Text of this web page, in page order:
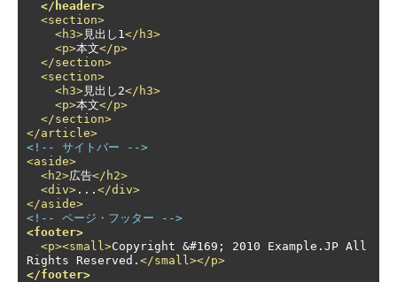
</header>
<section>
<h3>見出し1</h3>
<p>本文</p>
</section>
<section>
<h3>見出し2</h3>
<p>本文</p>
</section>
</article>
<!-- サイトバー -->
<aside>
<h2>広告</h2>
<div> ... </div>
</aside>
<!-- ページ・フッター -->
<footer>
<p><small>Copyright &#169; 2010 Example.JP All
Rights Reserved. </small></p>
</footer>